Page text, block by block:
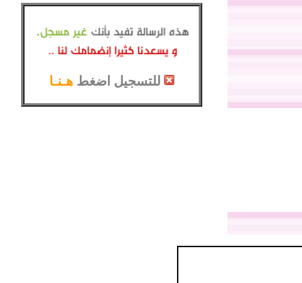
للتسجيل اضغط هـنـا